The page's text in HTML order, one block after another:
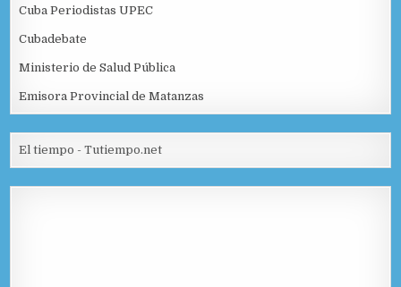
Cuba Periodistas UPEC
Cubadebate
Ministerio de Salud Pública
Emisora Provincial de Matanzas
El tiempo - Tutiempo.net